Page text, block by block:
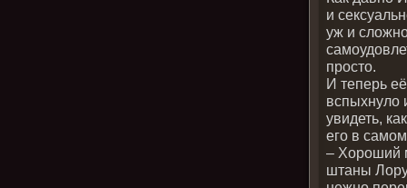
и
уж и
просто.
И теперь
вспыхнуло
увидеть,
его в
– Хороший
штаны